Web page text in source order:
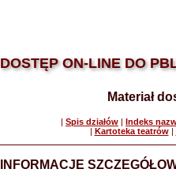
DOSTĘP ON-LINE DO
Materiał
| Spis działów | Indeks
| Kartoteka teatrów|
INFORMACJE